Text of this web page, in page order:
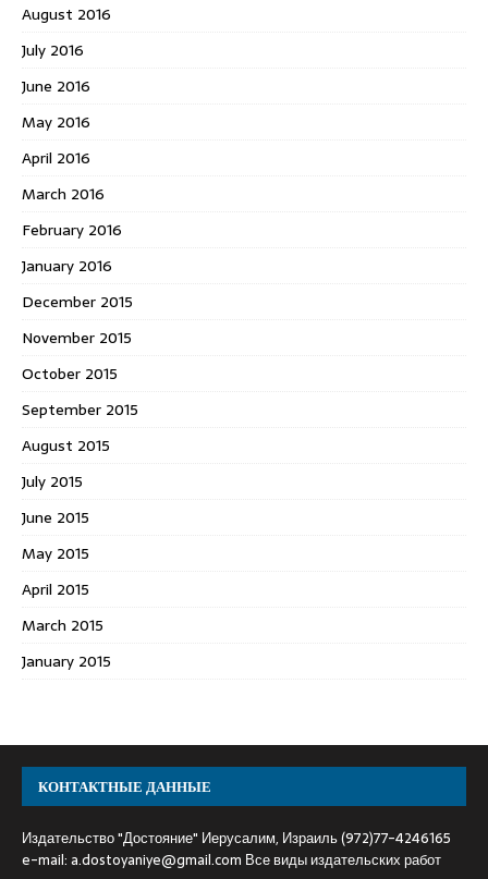
August 2016
July 2016
June 2016
May 2016
April 2016
March 2016
February 2016
January 2016
December 2015
November 2015
October 2015
September 2015
August 2015
July 2015
June 2015
May 2015
April 2015
March 2015
January 2015
КОНТАКТНЫЕ ДАННЫЕ
Издательство "Достояние" Иерусалим, Израиль (972)77-4246165
e-mail:a.dostoyaniye@gmail.com Все виды издательских работ